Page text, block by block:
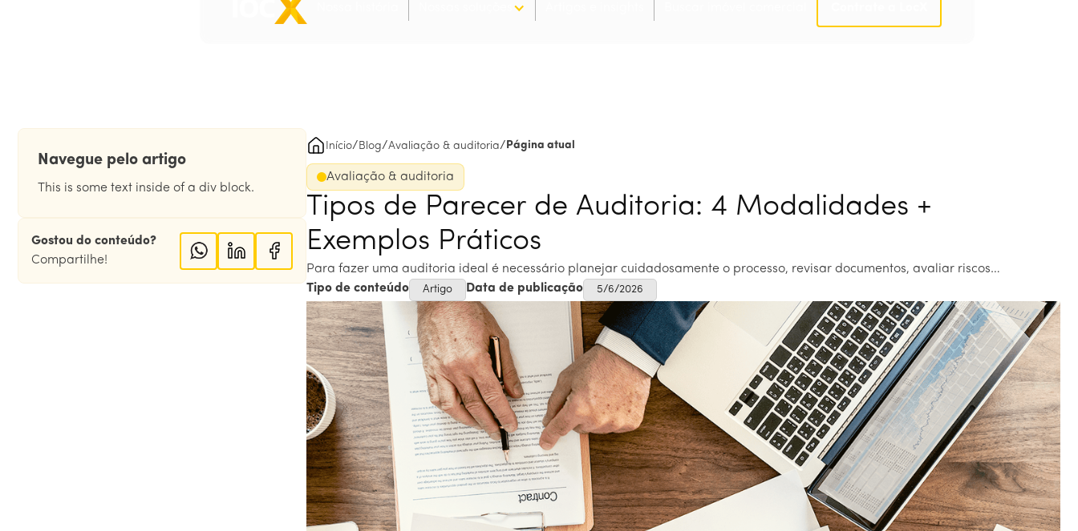
Contrate a LocX
Navegue pelo artigo
This is some text inside of a div block.
Gostou do conteúdo?
Compartilhe!
Início/ Blog/Avaliação & auditoria/Página atual
Avaliação & auditoria
Tipos de Parecer de Auditoria: 4 Modalidades +
Exemplos Práticos
Para fazer uma auditoria ideal é necessário planejar cuidadosamente o processo, revisar documentos, avaliar riscos…
Tipo de conteúdo
Artigo Data de publicação 5/6/2026